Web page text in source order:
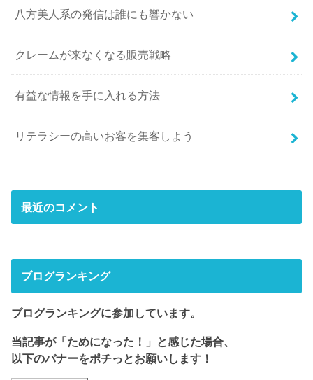
八方美人系の発信は誰にも響かない
クレームが来なくなる販売戦略
有益な情報を手に入れる方法
リテラシーの高いお客を集客しよう
最近のコメント
ブログランキング
ブログランキングに参加しています。
当記事が「ためになった！」と感じた場合、
以下のバナーをポチっとお願いします！